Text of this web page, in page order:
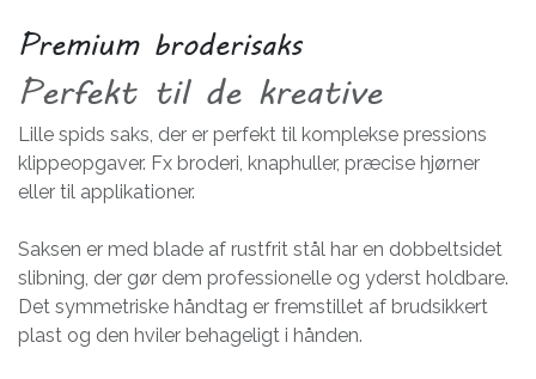
Premium broderisaks
Perfekt til de kreative
Lille spids saks, der er perfekt til komplekse pressions
klippeopgaver. Fx broderi, knaphuller, præcise hjørner
eller til applikationer.
Saksen er med blade af rustfrit stål har en dobbeltsidet
slibning, der gør dem professionelle og yderst holdbare.
Det symmetriske håndtag er fremstillet af brudsikkert
plast og den hviler behageligt i hånden.